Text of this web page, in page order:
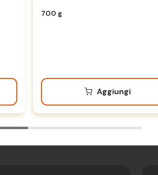
700 g
Aggiungi